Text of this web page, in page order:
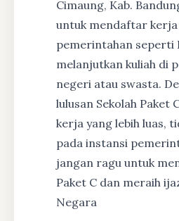
Cimaung, Kab.
untuk mendaftar
pemerintahan seperti
melanjutkan kuliah di
negeri atau swasta.
lulusan Sekolah Paket
kerja yang lebih luas,
pada instansi
jangan ragu untuk
Paket C dan meraih
Negara